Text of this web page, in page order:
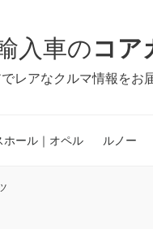
入車のコア
レアなクルマ情報をお
ホール｜オペル ルノー